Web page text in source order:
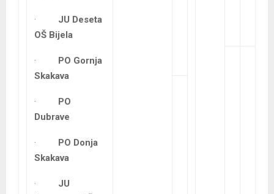
· JU Deseta
OŠ Bijela
· PO Gornja
Skakava
· PO
Dubrave
· PO Donja
Skakava
· JU